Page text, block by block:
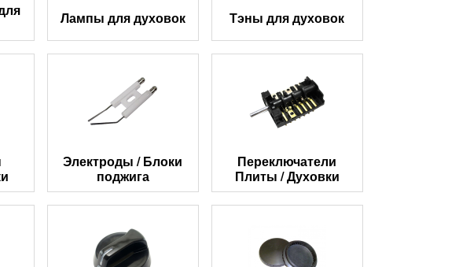
Лампы для духовок Тэны для духовок
Электроды / Блоки
поджига
Переключатели
Плиты / Духовки